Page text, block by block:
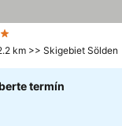
hvězdiček
km >> Skigebiet Sölden
termín